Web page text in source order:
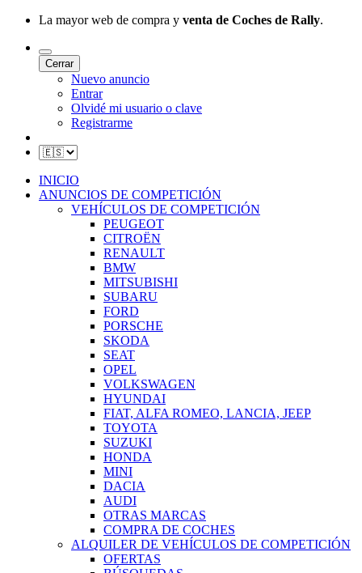
La mayor web de compra y venta de Coches de Rally.
Cerrar
Nuevo anuncio
Entrar
Olvidé mi usuario o clave
Registrarme
INICIO
ANUNCIOS DE COMPETICIÓN
VEHÍCULOS DE COMPETICIÓN
PEUGEOT
CITROËN
RENAULT
BMW
MITSUBISHI
SUBARU
FORD
PORSCHE
SKODA
SEAT
OPEL
VOLKSWAGEN
HYUNDAI
FIAT, ALFA ROMEO, LANCIA, JEEP
TOYOTA
SUZUKI
HONDA
MINI
DACIA
AUDI
OTRAS MARCAS
COMPRA DE COCHES
ALQUILER DE VEHÍCULOS DE COMPETICIÓN
OFERTAS